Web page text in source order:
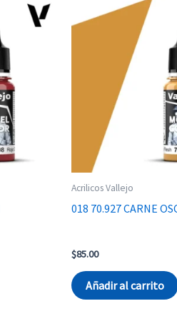
Acrilicos Vallejo
018 70.927 CARNE
$85.00
Añadir al carrito